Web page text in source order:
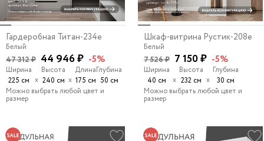
Гардеробная Титан-234e
Белый
47 312 ₽ 44 946 ₽ -5%
Ширина
225 см х
Высота
240 см х
Длина
175 см
Глубина
50 см
Можно выбрать любой цвет и
размер
Шкаф-витрина Рустик-208e
Белый
7 526 ₽ 7 150 ₽ -5%
Ширина
40 см
х
Высота
232 см х
Глубина
30 см
Можно выбрать любой цвет и
размер